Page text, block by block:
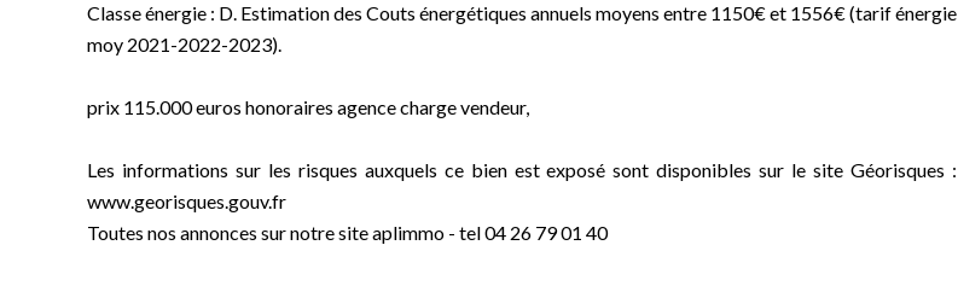
Classe énergie : D. Estimation des Couts énergétiques annuels moyens entre 1150€ et 1556€ (tarif énergie
moy 2021-2022-2023).
prix 115.000 euros honoraires agence charge vendeur,
Les informations sur les risques auxquels ce bien est exposé sont disponibles sur le site Géorisques :
www.georisques.gouv.fr
Toutes nos annonces sur notre site aplimmo - tel 04 26 79 01 40